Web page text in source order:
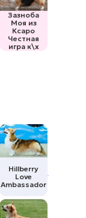
Зазноба
Моя из
Ксаро
Честная
игра к\х
Hillberry
Love
Ambassador